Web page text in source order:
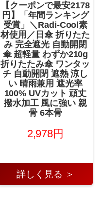
【クーポンで最安2178
円】「年間ランキング
受賞」＼Radi-Cool素
材使用／日傘 折りたた
み 完全遮光 自動開閉
傘 超軽量 わずか210g
折りたたみ傘 ワンタッ
チ 自動開閉 遮熱 涼し
い 晴雨兼用 遮光率
100% UVカット 頑丈
撥水加工 風に強い 親
骨 6本骨
2,978円
詳しく見る ＞